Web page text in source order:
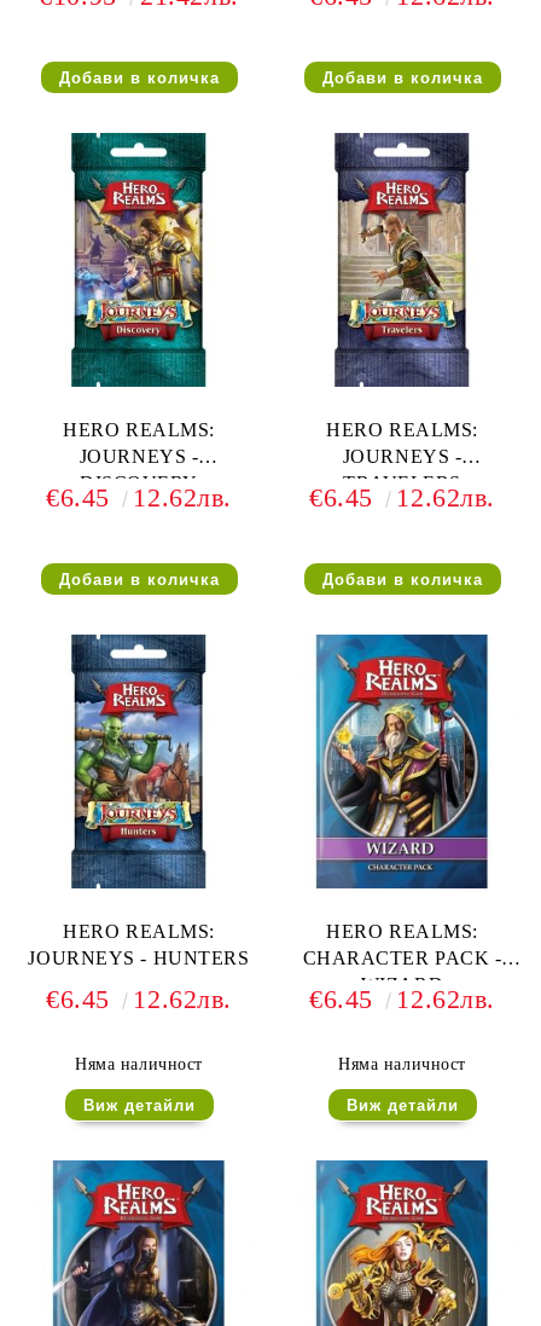
HERO REALMS:
JOURNEYS -
DISCOVERY
€6.45 12.62лв.
HERO REALMS:
JOURNEYS -
TRAVELERS
€6.45 12.62лв.
HERO REALMS:
JOURNEYS - HUNTERS
€6.45 12.62лв.
Няма наличност
Виж детайли
HERO REALMS:
CHARACTER PACK -
WIZARD
€6.45 12.62лв.
Няма наличност
Виж детайли